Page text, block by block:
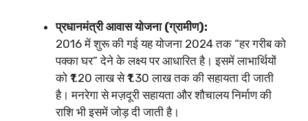
प्रधानमंत्री आवास योजना (ग्रामीण):
2016 में शुरू की गई यह योजना 2024 तक “हर गरीब को
पक्का घर” देने के लक्ष्य पर आधारित है। इसमें लाभार्थियों
को ₹1.20 लाख से ₹1.30 लाख तक की सहायता दी जाती
है। मनरेगा से मज़दूरी सहायता और शौचालय निर्माण की
राशि भी इसमें जोड़ दी जाती है।